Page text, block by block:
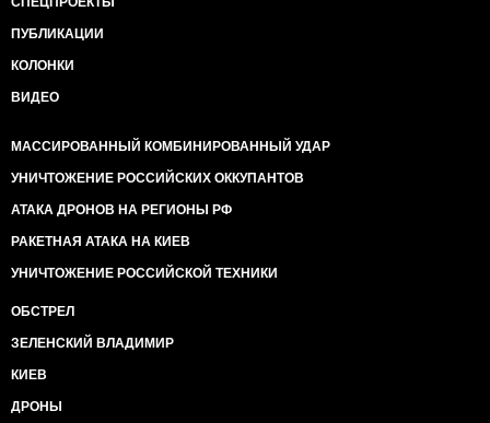
ПУБЛИКАЦИИ
КОЛОНКИ
ВИДЕО
МАССИРОВАННЫЙ КОМБИНИРОВАННЫЙ УДАР
УНИЧТОЖЕНИЕ РОССИЙСКИХ ОККУПАНТОВ
АТАКА ДРОНОВ НА РЕГИОНЫ РФ
РАКЕТНАЯ АТАКА НА КИЕВ
УНИЧТОЖЕНИЕ РОССИЙСКОЙ ТЕХНИКИ
ОБСТРЕЛ
ЗЕЛЕНСКИЙ ВЛАДИМИР
КИЕВ
ДРОНЫ